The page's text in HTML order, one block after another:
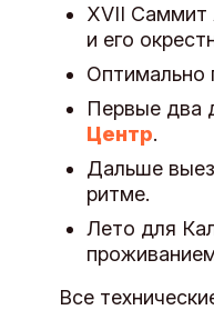
XVII Саммит
и его
Оптимально
Первые два
Центр.
Дальше
ритме.
Лето для
Все